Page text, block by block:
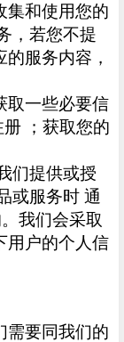
集和使用您的
，若您不提
服务内容，
取一些必要信
；获取您的
们提供或授
或服务时 通
我们会采取
用户的个人信
需要同我们的